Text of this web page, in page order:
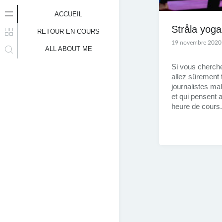
ACCUEIL
RETOUR EN COURS
ALL ABOUT ME
Stråla
19 novembre 2020
Si vous
allez sûrement
journalistes
et qui pensent
heure de cours.